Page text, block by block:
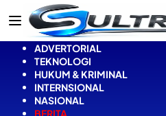
Langsung
ke
ADVERTORIAL
TEKNOLOGI
HUKUM & KRIMINAL
INTERNSIONAL
NASIONAL
BERITA